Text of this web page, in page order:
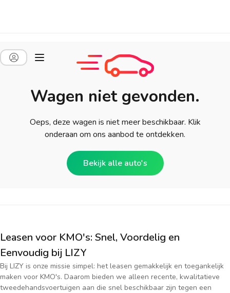
Wagen niet gevonden.
Oeps, deze wagen is niet meer beschikbaar. Klik
onderaan om ons aanbod te ontdekken.
Bekijk alle auto's
Leasen voor KMO's: Snel, Voordelig en
Eenvoudig bij LIZY
Bij LIZY is onze missie simpel: het leasen gemakkelijk en toegankelijk
maken voor KMO's. Daarom bieden we alleen recente, kwalitatieve
tweedehandsvoertuigen aan die snel beschikbaar zijn tegen een